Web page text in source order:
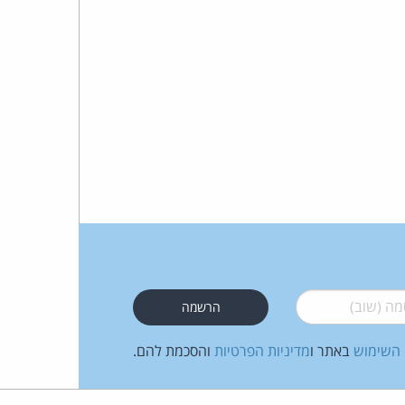
(שוב)*
השימוש באתר ומדיניות הפרטיות והסכמת להם.